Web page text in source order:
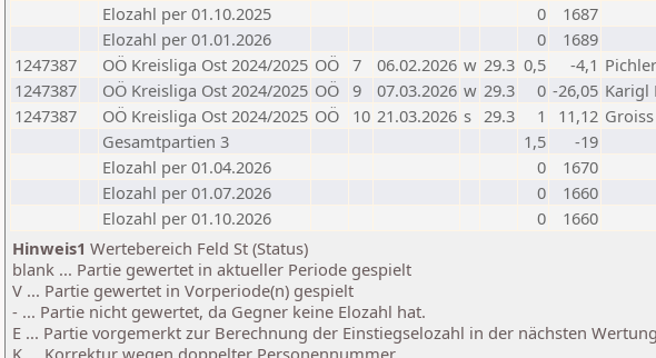
Elozahl per 01.10.2025
0
1687
Elozahl per 01.01.2026
0
1689
1247387
OÖ Kreisliga Ost 2024/2025 OÖ 7 06.02.2026 w 29.3 0,5 -4,1
1247387
OÖ Kreisliga Ost 2024/2025 OÖ 9 07.03.2026 w 29.3 0 -26,05 Karigl
1247387
OÖ Kreisliga Ost 2024/2025 OÖ 10 21.03.2026 s 29.3 1 11,12
Gesamtpartien 3
1,5
-19
Elozahl per 01.04.2026
0
1670
Elozahl per 01.07.2026
0
1660
Elozahl per 01.10.2026
0
1660
Hinweis1 Wertebereich Feld St (Status)
blank ... Partie gewertet in aktueller Periode gespielt
V ... Partie gewertet in Vorperiode(n) gespielt
- ... Partie nicht gewertet, da Gegner keine Elozahl hat.
E ... Partie vorgemerkt zur Berechnung der Einstiegselozahl in der nächsten
K ... Korrektur wegen doppelter Personennummer.